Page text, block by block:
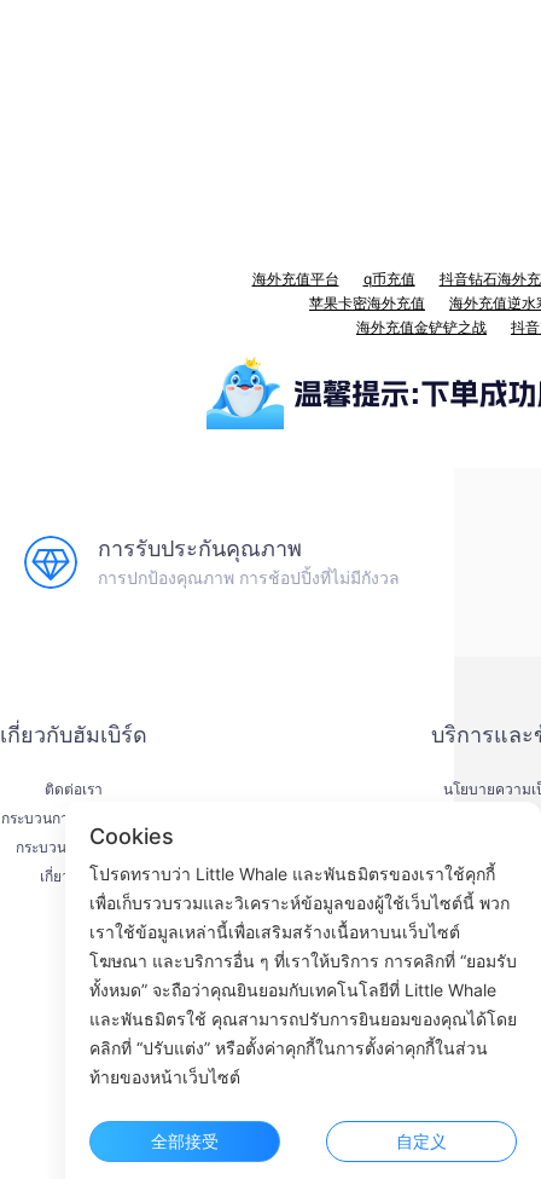
海外充值平台 q币充值
抖音钻石海外
苹果卡密海外充值
海外充值逆水
海外充值金铲铲之战
抖
การรับประกันคุณภาพ
การปกป้องคุณภาพ การช้อปปิ้งที่ไม่มีกังวล
เกี่ยวกับฮัมเบิร์ด
ติดต่อเรา
กระบวนการจัดส่งสินค้า
กระบวนการคืนเงิน
เกี่ยวกับเรา
บริการและ
นโยบายความ
ROOM
Cookies
โปรดทราบว่า Little Whale และพันธมิตรของเราใช้คุกกี้
เพื่อเก็บรวบรวมและวิเคราะห์ข้อมูลของผู้ใช้เว็บไซต์นี้ พวก
เราใช้ข้อมูลเหล่านี้เพื่อเสริมสร้างเนื้อหาบนเว็บไซต์
โฆษณา และบริการอื่น ๆ ที่เราให้บริการ การคลิกที่ “ยอมรับ
ทั้งหมด” จะถือว่าคุณยินยอมกับเทคโนโลยีที่ Little Whale
และพันธมิตรใช้ คุณสามารถปรับการยินยอมของคุณได้โดย
คลิกที่ “ปรับแต่ง” หรือตั้งค่าคุกกี้ในการตั้งค่าคุกกี้ในส่วน
ท้ายของหน้าเว็บไซต์
全部接受 自定义